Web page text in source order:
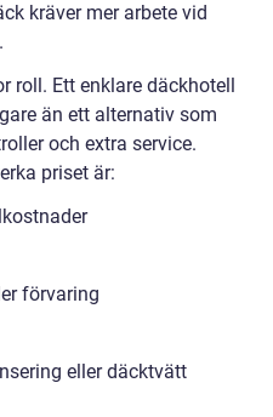
kräver mer arbete vid
roll. Ett enklare däckhotell
än ett alternativ som
och extra service.
priset är:
förvaring
eller däcktvätt